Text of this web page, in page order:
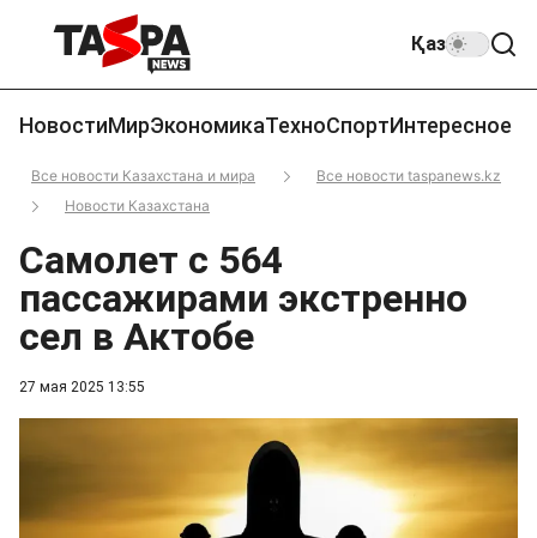
Қаз
НовостиМирЭкономикаТехноСпортИнтересное
Все новости Казахстана и мира
Все новости taspanews.kz
Новости Казахстана
27 мая 2025 13:55
Самолет с 564
пассажирами экстренно
сел в Актобе